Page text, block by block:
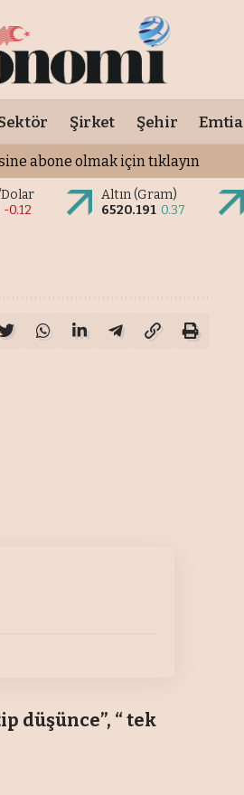
Şirket Şehir Emtia
abone olmak için tıklayın
-0.12
Altın (Gram)
6520.191 0.37
düşünce”, “ tek